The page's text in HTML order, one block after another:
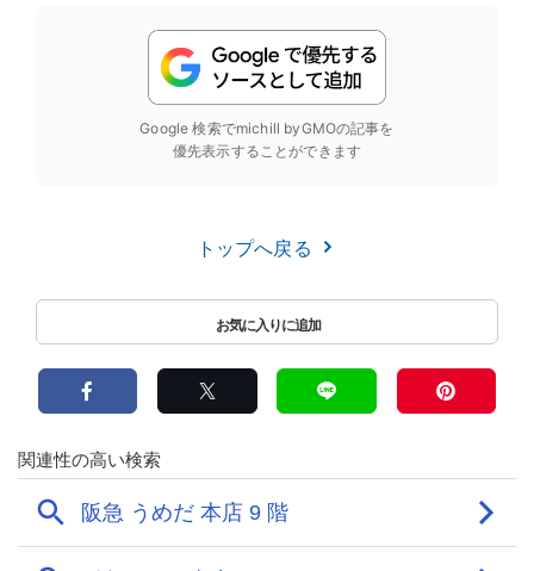
Google 検索でmichill byGMOの記事を
優先表示することができます
トップへ戻る